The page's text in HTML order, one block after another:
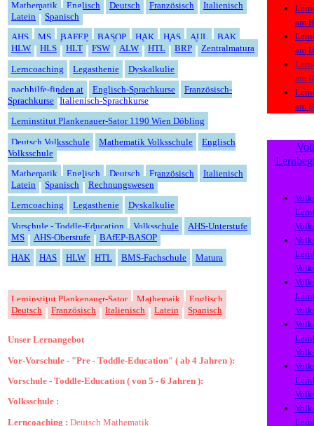
Mathematik Englisch Deutsch Französisch
Italienisch
Latein
Spanisch
AHS
MS BAFEP BASOP HAK HAS AUL
BAK
HLW
HLS HLT FSW ALW HTL BRP
Zentralmatura
Lerncoaching
Legasthenie
Dyskalkulie
nachhilfe-finden.at
Englisch-Sprachkurse
Französisch-
Sprachkurse Italienisch-Sprachkurse
Lerninstitut Plankenauer-Sator 1190 Wien Döbling
Deutsch Volksschule
Mathematik Volksschule
Englisch
Volksschule
Mathematik
Englisch Deutsch Französisch
Italienisch
Latein
Spanisch
Rechnungswesen
Lerncoaching
Legasthenie
Dyskalkulie
Vorschule - Toddle-Education
Volksschule
AHS-Unterstufe
MS
AHS-Oberstufe
BAfEP-BASOP
HAK
HAS HLW HTL BMS-Fachschule Matura
Lerninstitut Plankenauer-Sator Mathemaik
Englisch
Deutsch
Französisch Italienisch Latein Spanisch
Unser Lernangebot
Vor-Vorschule - "Pre - Toddle-Education" ( ab 4 Jahren ):
Vorschule - Toddle-Education ( von 5 - 6 Jahren ):
Volksschule :
Lerncoaching : Deutsch Mathematik
Lern
am
Lern
am
Lern
am
Lern
am
Lern
Lern
Lern
Lern
Lern
Lern